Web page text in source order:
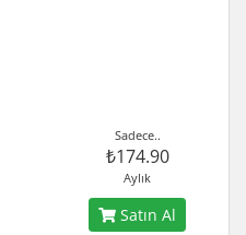
Sadece..
₺174.90
Aylık
Satın Al